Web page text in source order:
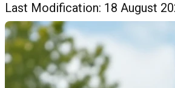
Last Modification: 18 August